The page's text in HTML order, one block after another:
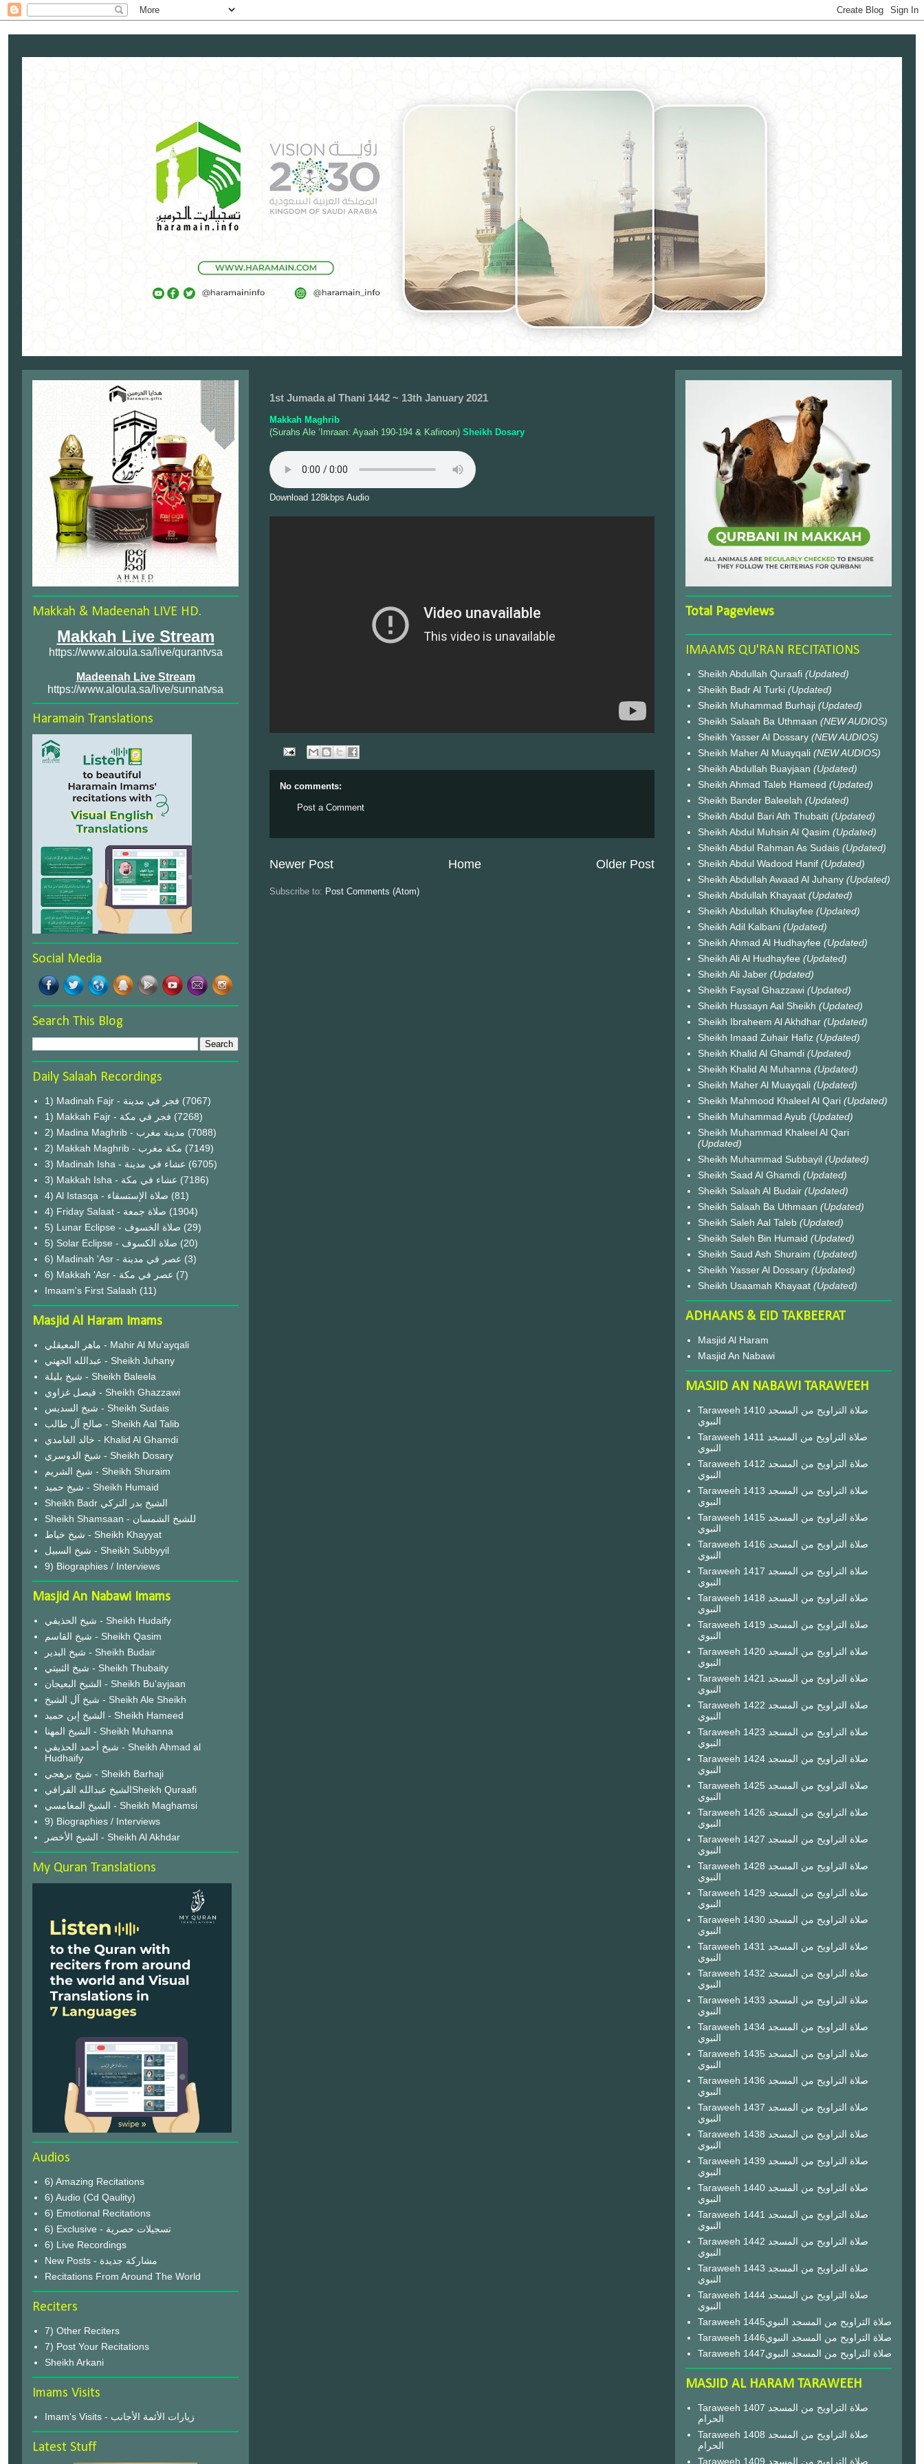
1st Jumada al Thani 1442 ~ 13th January 2021
Makkah Maghrib
(Surahs Ale ‘Imraan: Ayaah 190-194 & Kafiroon) Sheikh Dosary
Download 128kbps Audio
No comments:
Post a Comment
Newer Post Older Post
Home
Subscribe to: Post Comments (Atom)
Makkah & Madeenah LIVE HD.
Makkah Live Stream
https://www.aloula.sa/live/qurantvsa
Madeenah Live Stream
https://www.aloula.sa/live/sunnatvsa
Haramain Translations
Social Media
Search This Blog
Daily Salaah Recordings
1) Madinah Fajr - فجر في مدينة (7067)
1) Makkah Fajr - فجر في مكة (7268)
2) Madina Maghrib - مدينة مغرب (7088)
2) Makkah Maghrib - مكة مغرب (7149)
3) Madinah Isha - عشاء في مدينة (6705)
3) Makkah Isha - عشاء في مكة (7186)
4) Al Istasqa - صلاة الإستسقاء (81)
4) Friday Salaat - صلاة جمعة (1904)
5) Lunar Eclipse - صلاة الخسوف (29)
(20)
6) Madinah 'Asr - عصر في مدينة (3)
6) Makkah 'Asr - عصر في مكة (7)
Imaam's First Salaah (11)
Masjid Al Haram Imams
ماهر المعيقلي - Mahir Al Mu'ayqali
عبدالله الجهني - Sheikh Juhany
شيخ بليلة - Sheikh Baleela
فيصل غزاوي - Sheikh Ghazzawi
شيخ السديس - Sheikh Sudais
صالح آل طالب - Sheikh Aal Talib
خالد الغامدي - Khalid Al Ghamdi
شيخ الدوسري - Sheikh Dosary
شيخ الشريم - Sheikh Shuraim
شيخ حميد - Sheikh Humaid
Sheikh Badr الشيخ بدر التركي
Sheikh Shamsaan - للشيخ الشمسان
شيخ خياط - Sheikh Khayyat
شيخ السبيل - Sheikh Subbyyil
9) Biographies / Interviews
Masjid An Nabawi Imams
شيخ الحذيفي - Sheikh Hudaify
شيخ القاسم - Sheikh Qasim
شيخ البدير - Sheikh Budair
شيخ الثبيتي - Sheikh Thubaity
الشيخ البعيجان - Sheikh Bu'ayjaan
شيخ آل الشيخ - Sheikh Ale Sheikh
الشيخ إبن حميد - Sheikh Hameed
الشيخ المهنا - Sheikh Muhanna
شيخ أحمد الحذيفي - Sheikh Ahmad al
Hudhaify
شيخ برهجي - Sheikh Barhaji
الشيخ عبدالله القرافيSheikh Quraafi
الشيخ المغامسي - Sheikh Maghamsi
9) Biographies / Interviews
الشيخ الأخضر - Sheikh Al Akhdar
My Quran Translations
Audios
6) Amazing Recitations
6) Audio (Cd Qaulity)
6) Emotional Recitations
6) Exclusive - تسجيلات حصرية
6) Live Recordings
New Posts - مشاركة جديدة
Recitations From Around The World
Reciters
7) Other Reciters
7) Post Your Recitations
Sheikh Arkani
Imams Visits
Imam's Visits - زيارات الأئمة الأجانب
Latest Stuff
Total Pageviews
IMAAMS QU'RAN RECITATIONS
Sheikh Abdullah Quraafi (Updated)
Sheikh Badr Al Turki (Updated)
Sheikh Muhammad Burhaji (Updated)
Sheikh Salaah Ba Uthmaan (NEW AUDIOS)
Sheikh Yasser Al Dossary (NEW AUDIOS)
Sheikh Maher Al Muayqali (NEW AUDIOS)
Sheikh Abdullah Buayjaan (Updated)
Sheikh Ahmad Taleb Hameed (Updated)
Sheikh Bander Baleelah (Updated)
Sheikh Abdul Bari Ath Thubaiti (Updated)
Sheikh Abdul Muhsin Al Qasim (Updated)
Sheikh Abdul Rahman As Sudais (Updated)
Sheikh Abdul Wadood Hanif (Updated)
Sheikh Abdullah Awaad Al Juhany (Updated)
Sheikh Abdullah Khayaat (Updated)
Sheikh Abdullah Khulayfee (Updated)
Sheikh Adil Kalbani (Updated)
Sheikh Ahmad Al Hudhayfee (Updated)
Sheikh Ali Al Hudhayfee (Updated)
Sheikh Ali Jaber (Updated)
Sheikh Faysal Ghazzawi (Updated)
Sheikh Hussayn Aal Sheikh (Updated)
Sheikh Ibraheem Al Akhdhar (Updated)
Sheikh Imaad Zuhair Hafiz (Updated)
Sheikh Khalid Al Ghamdi (Updated)
Sheikh Khalid Al Muhanna (Updated)
Sheikh Maher Al Muayqali (Updated)
Sheikh Mahmood Khaleel Al Qari (Updated)
Sheikh Muhammad Ayub (Updated)
Sheikh Muhammad Khaleel Al Qari
(Updated)
Sheikh Muhammad Subbayil (Updated)
Sheikh Saad Al Ghamdi (Updated)
Sheikh Salaah Al Budair (Updated)
Sheikh Salaah Ba Uthmaan (Updated)
Sheikh Saleh Aal Taleb (Updated)
Sheikh Saleh Bin Humaid (Updated)
Sheikh Saud Ash Shuraim (Updated)
Sheikh Yasser Al Dossary (Updated)
Sheikh Usaamah Khayaat (Updated)
ADHAANS & EID TAKBEERAT
Masjid Al Haram
Masjid An Nabawi
MASJID AN NABAWI TARAWEEH
Taraweeh 1410 صلاة التراويح من المسجد
النبوي
Taraweeh 1411 صلاة التراويح من المسجد
النبوي
Taraweeh 1412 صلاة التراويح من المسجد
النبوي
Taraweeh 1413 صلاة التراويح من المسجد
النبوي
Taraweeh 1415 صلاة التراويح من المسجد
النبوي
Taraweeh 1416 صلاة التراويح من المسجد
النبوي
Taraweeh 1417 صلاة التراويح من المسجد
النبوي
Taraweeh 1418 صلاة التراويح من المسجد
النبوي
Taraweeh 1419 صلاة التراويح من المسجد
النبوي
Taraweeh 1420 صلاة التراويح من المسجد
النبوي
Taraweeh 1421 صلاة التراويح من المسجد
النبوي
Taraweeh 1422 صلاة التراويح من المسجد
النبوي
Taraweeh 1423 صلاة التراويح من المسجد
النبوي
Taraweeh 1424 صلاة التراويح من المسجد
النبوي
Taraweeh 1425 صلاة التراويح من المسجد
النبوي
Taraweeh 1426 صلاة التراويح من المسجد
النبوي
Taraweeh 1427 صلاة التراويح من المسجد
النبوي
Taraweeh 1428 صلاة التراويح من المسجد
النبوي
Taraweeh 1429 صلاة التراويح من المسجد
النبوي
Taraweeh 1430 صلاة التراويح من المسجد
النبوي
Taraweeh 1431 صلاة التراويح من المسجد
النبوي
Taraweeh 1432 صلاة التراويح من المسجد
النبوي
Taraweeh 1433 صلاة التراويح من المسجد
النبوي
Taraweeh 1434 صلاة التراويح من المسجد
النبوي
Taraweeh 1435 صلاة التراويح من المسجد
النبوي
Taraweeh 1436 صلاة التراويح من المسجد
النبوي
Taraweeh 1437 صلاة التراويح من المسجد
النبوي
Taraweeh 1438 صلاة التراويح من المسجد
النبوي
Taraweeh 1439 صلاة التراويح من المسجد
النبوي
Taraweeh 1440 صلاة التراويح من المسجد
النبوي
Taraweeh 1441 صلاة التراويح من المسجد
النبوي
Taraweeh 1442 صلاة التراويح من المسجد
النبوي
Taraweeh 1443 صلاة التراويح من المسجد
النبوي
Taraweeh 1444 صلاة التراويح من المسجد
النبوي
Taraweeh 1445صلاة التراويح من المسجد النبوي
Taraweeh 1446صلاة التراويح من المسجد النبوي
Taraweeh 1447صلاة التراويح من المسجد النبوي
MASJID AL HARAM TARAWEEH
Taraweeh 1407 صلاة التراويح من المسجد
الحرام
Taraweeh 1408 صلاة التراويح من المسجد
الحرام
Taraweeh 1409 صلاة التراويح من المسجد